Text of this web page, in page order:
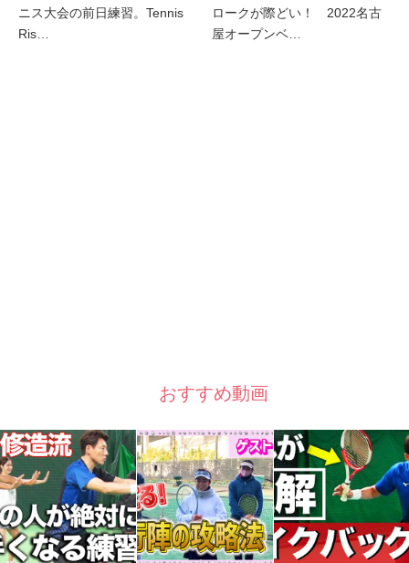
ニス大会の前日練習。Tennis
Ris…
ロークが際どい！ 2022名古
屋オープンベ…
おすすめ動画